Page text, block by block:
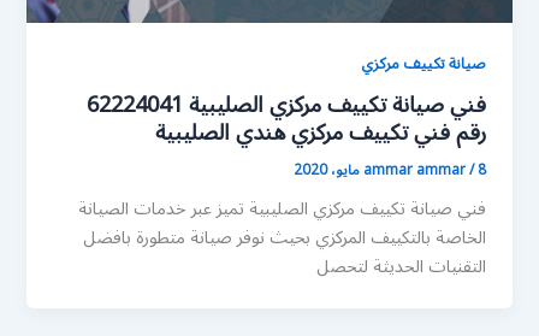
صيانة تكييف مركزي
فني صيانة تكييف مركزي الصليبية 62224041
رقم فني تكييف مركزي هندي الصليبية
ammar ammar/8 مايو، 2020
فني صيانة تكييف مركزي الصليبية تميز عبر خدمات الصيانة
الخاصة بالتكييف المركزي بحيث نوفر صيانة متطورة بافضل
التقنيات الحديثة لتحصل